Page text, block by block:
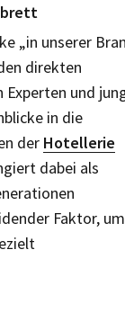
„in unserer
direkten
und
in die
der Hotellerie
dabei als
Faktor, um